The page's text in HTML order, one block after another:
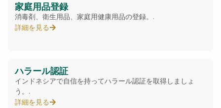
家庭用品登録
消毒剤、衛生用品、家庭用健康用品の登録。.
詳細を見る
ハラール認証
インドネシアで自信を持ってハラール認証を取得しましょ
う。.
詳細を見る